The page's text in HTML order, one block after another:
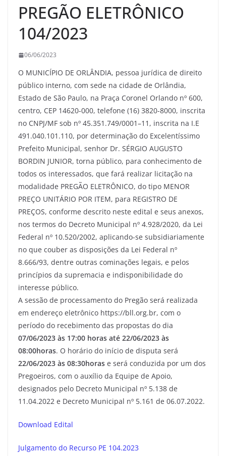
PREGÃO ELETRÔNICO
104/2023
06/06/2023
O MUNICÍPIO DE ORLÂNDIA, pessoa jurídica de direito
público interno, com sede na cidade de Orlândia,
Estado de São Paulo, na Praça Coronel Orlando nº 600,
centro, CEP 14620-000, telefone (16) 3820-8000, inscrita
no CNPJ/MF sob nº 45.351.749/0001–11, inscrita na I.E
491.040.101.110, por determinação do Excelentíssimo
Prefeito Municipal, senhor Dr. SÉRGIO AUGUSTO
BORDIN JUNIOR, torna público, para conhecimento de
todos os interessados, que fará realizar licitação na
modalidade PREGÃO ELETRÔNICO, do tipo MENOR
PREÇO UNITÁRIO POR ITEM, para REGISTRO DE
PREÇOS, conforme descrito neste edital e seus anexos,
nos termos do Decreto Municipal nº 4.928/2020, da Lei
Federal nº 10.520/2002, aplicando-se subsidiariamente
no que couber as disposições da Lei Federal nº
8.666/93, dentre outras cominações legais, e pelos
princípios da supremacia e indisponibilidade do
interesse público.
A sessão de processamento do Pregão será realizada
em endereço eletrônico https://bll.org.br, com o
período do recebimento das propostas do dia
07/06/2023 às 17:00 horas até 22/06/2023 às
08:00horas. O horário do início de disputa será
22/06/2023 às 08:30horas e será conduzida por um dos
Pregoeiros, com o auxílio da Equipe de Apoio,
designados pelo Decreto Municipal nº 5.138 de
11.04.2022 e Decreto Municipal nº 5.161 de 06.07.2022.
Download Edital
Julgamento do Recurso PE 104.2023